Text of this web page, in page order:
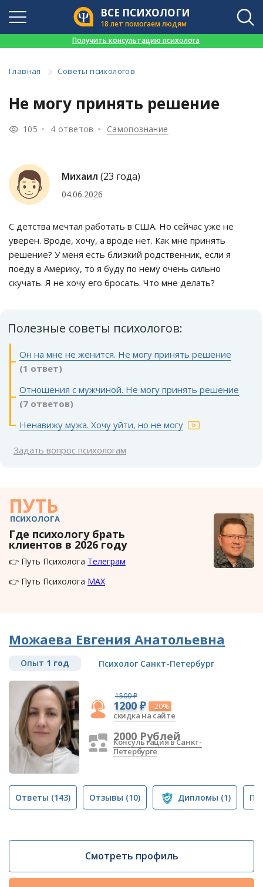
ВСЕ ПСИХОЛОГИ
18 лет помогаем людям
Получить консультацию психолога
Главная Советы психологов
Не могу принять решение
105 4 ответов Самопознание
Михаил (23 года)
04.06.2026
С детства мечтал работать в США. Но сейчас уже не
уверен. Вроде, хочу, а вроде нет. Как мне принять
решение? У меня есть близкий родственник, если я
поеду в Америку, то я буду по нему очень сильно
скучать. Я не хочу его бросать. Что мне делать?
Полезные советы психологов:
Он на мне не женится. Не могу принять решение
(1 ответ)
Отношения с мужчиной. Не могу принять решение
(7 ответов)
Ненавижу мужа. Хочу уйти, но не могу
Задать вопрос психологам
ПУТЬ
ПСИХОЛОГА
Где психологу брать
клиентов в 2026 году
👉 Путь Психолога Телеграм
👉 Путь Психолога MAX
Можаева Евгения Анатольевна
Опыт 1 год Психолог Санкт-Петербург
1500 ₽
1200 ₽ -20%
скидка на сайте
2000 Рублей
Консультация в Санкт-
Петербурге
Ответы (143) Отзывы (10) Дипломы (1)
Смотреть профиль